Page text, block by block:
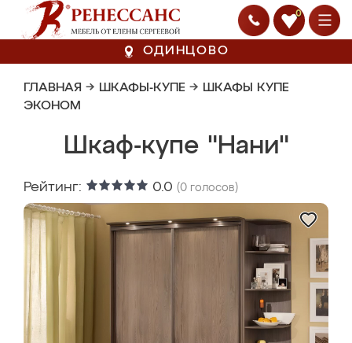
0
ОДИНЦОВО
ГЛАВНАЯ → ШКАФЫ-КУПЕ → ШКАФЫ КУПЕ
ЭКОНОМ
Шкаф-купе "Нани"
Рейтинг: 0.0 (0 голосов)